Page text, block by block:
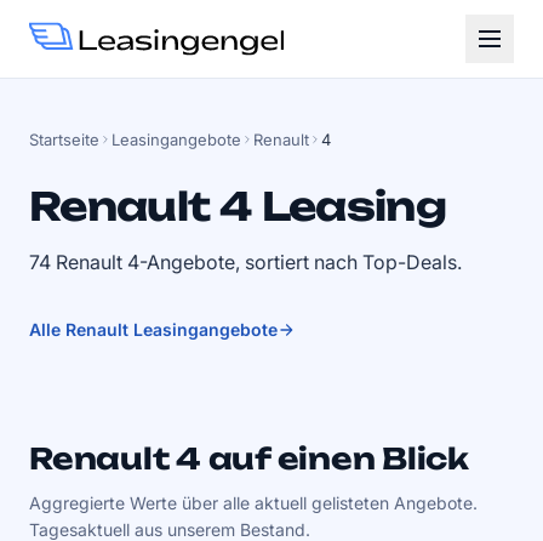
Startseite Leasingangebote Renault 4
Renault 4 Leasing
74 Renault 4-Angebote, sortiert nach Top-Deals.
Alle Renault Leasingangebote
Renault 4 auf einen Blick
Aggregierte Werte über alle aktuell gelisteten Angebote.
Tagesaktuell aus unserem Bestand.